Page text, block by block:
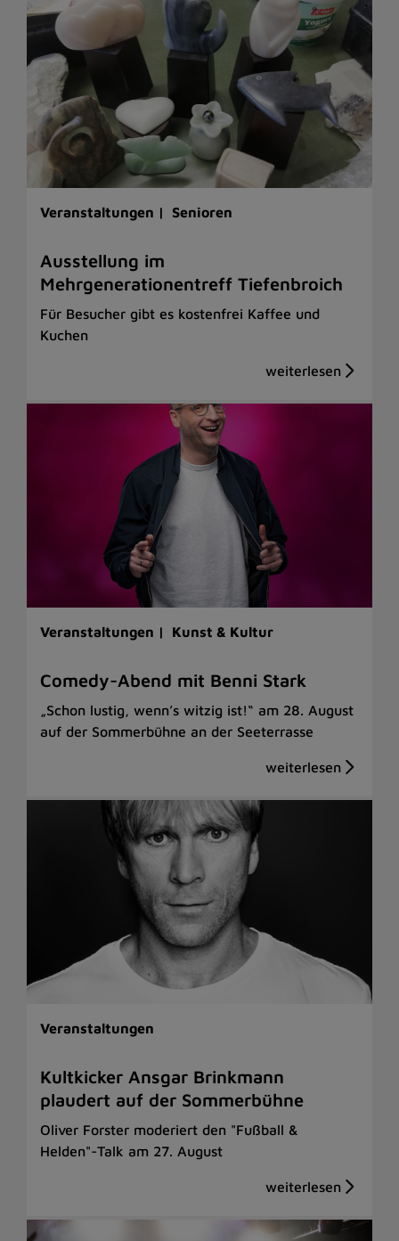
Veranstaltungen | Senioren
Ausstellung im
Mehrgenerationentreff Tiefenbroich
Für Besucher gibt es kostenfrei Kaffee und
Kuchen
Veranstaltungen | Kunst & Kultur
Comedy-Abend mit Benni Stark
„Schon lustig, wenn’s witzig ist!“ am 28. August
auf der Sommerbühne an der Seeterrasse
Veranstaltungen
Kultkicker Ansgar Brinkmann
plaudert auf der Sommerbühne
Oliver Forster moderiert den "Fußball &
Helden"-Talk am 27. August